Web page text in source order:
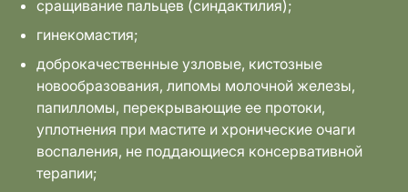
сращивание пальцев (синдактилия);
гинекомастия;
доброкачественные узловые, кистозные
новообразования, липомы молочной железы,
папилломы, перекрывающие ее протоки,
уплотнения при мастите и хронические очаги
воспаления, не поддающиеся консервативной
терапии;